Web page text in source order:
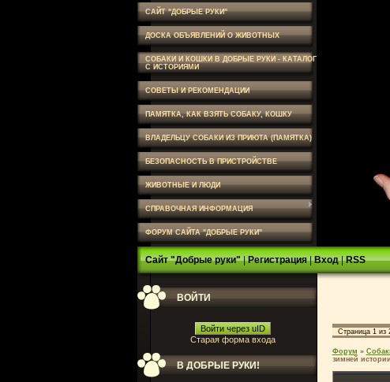
САЙТ "ДОБРЫЕ РУКИ"
ДОСКА ОБЪЯВЛЕНИЙ О ЖИВОТНЫХ
СОБАКИ И КОШКИ В ДОБРЫЕ РУКИ - КАТАЛОГ
С ИСТОРИЯМИ
СОВЕТЫ И РЕКОМЕНДАЦИИ
ПАМЯТКА, КАК ВЗЯТЬ СОБАКУ, КОШКУ
ВЛАДЕЛЬЦУ СОБАКИ ИЗ ПРИЮТА (ПАМЯТКА)
БЕЗОПАСНОСТЬ В ПРИСТРОЙСТВЕ
ЖИВОТНЫЕ И ЛЮДИ
СПРАВОЧНАЯ ИНФОРМАЦИЯ
ФОРУМ САЙТА "ДОБРЫЕ РУКИ"
Сайт "Добрые руки"|Регистрация|Вход|RSS
ВОЙТИ
Войти через uID
Старая форма входа
В ДОБРЫЕ РУКИ!
Страница 1из
Форум »
зимней